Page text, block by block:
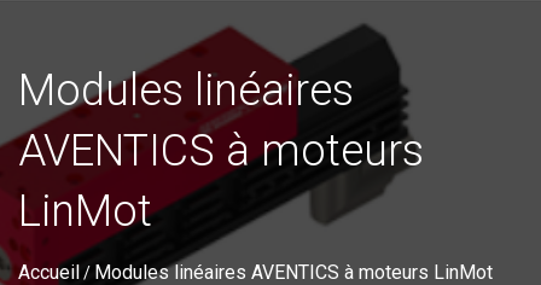
Modules linéaires
AVENTICS à moteurs
LinMot
Accueil/ Modules linéaires AVENTICS à moteurs LinMot